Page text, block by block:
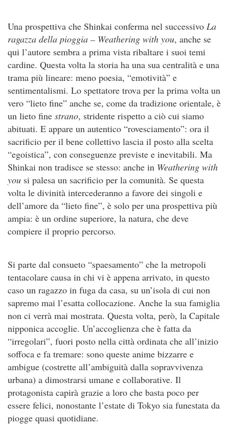
Una prospettiva che Shinkai conferma nel successivo La
ragazza della pioggia – Weathering with you, anche se
qui l’autore sembra a prima vista ribaltare i suoi temi
cardine. Questa volta la storia ha una sua centralità e una
trama più lineare: meno poesia, “emotività” e
sentimentalismi. Lo spettatore trova per la prima volta un
vero “lieto fine” anche se, come da tradizione orientale, è
un lieto fine strano, stridente rispetto a ciò cui siamo
abituati. E appare un autentico “rovesciamento”: ora il
sacrificio per il bene collettivo lascia il posto alla scelta
“egoistica”, con conseguenze previste e inevitabili. Ma
Shinkai non tradisce se stesso: anche in Weathering with
you si palesa un sacrificio per la comunità. Se questa
volta le divinità intercederanno a favore dei singoli e
dell’amore da “lieto fine”, è solo per una prospettiva più
ampia: è un ordine superiore, la natura, che deve
compiere il proprio percorso.
Si parte dal consueto “spaesamento” che la metropoli
tentacolare causa in chi vi è appena arrivato, in questo
caso un ragazzo in fuga da casa, su un’isola di cui non
sapremo mai l’esatta collocazione. Anche la sua famiglia
non ci verrà mai mostrata. Questa volta, però, la Capitale
nipponica accoglie. Un’accoglienza che è fatta da
“irregolari”, fuori posto nella città ordinata che all’inizio
soffoca e fa tremare: sono queste anime bizzarre e
ambigue (costrette all’ambiguità dalla sopravvivenza
urbana) a dimostrarsi umane e collaborative. Il
protagonista capirà grazie a loro che basta poco per
essere felici, nonostante l’estate di Tokyo sia funestata da
piogge quasi quotidiane.